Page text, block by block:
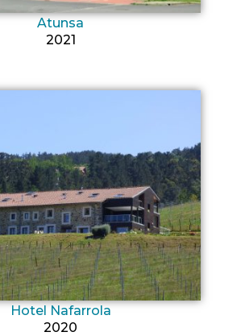
Atunsa
2021
Hotel Nafarrola
2020